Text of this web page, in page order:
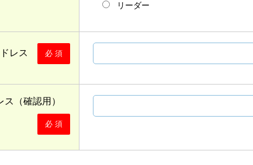
リーダー
ドレス 必 須
ス（確認用）
必 須